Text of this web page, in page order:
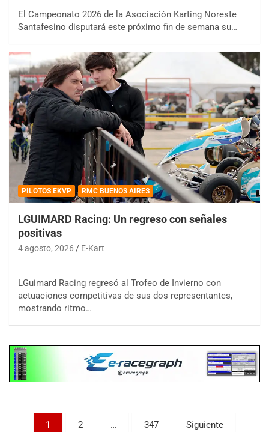
El Campeonato 2026 de la Asociación Karting Noreste
Santafesino disputará este próximo fin de semana su…
PILOTOS EKVP RMC BUENOS AIRES
LGUIMARD Racing: Un regreso con señales
positivas
4 agosto, 2026 E-Kart
LGuimard Racing regresó al Trofeo de Invierno con
actuaciones competitivas de sus dos representantes,
mostrando ritmo…
Paginación
1 2 … 347 Siguiente
COBERTURA ESPECIAL DE E-KART.COM.AR
08/09-AGO
IAME SERIES ARGENTINA 6
Ramiro Tot (Asfalto)
KDO - F6
Ciudad de Trenque Lauquen (Asfalto)
Trenque Lauquen (Buenos Aires)
Villaguay (Entre Ríos)